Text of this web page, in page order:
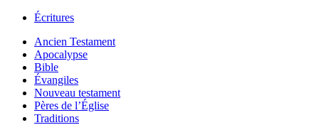
Écritures
Ancien Testament
Apocalypse
Bible
Évangiles
Nouveau testament
Pères de l’Église
Traditions